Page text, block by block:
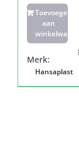
Toevoegen
aan
winkelwagen
Merk:
Hansaplast